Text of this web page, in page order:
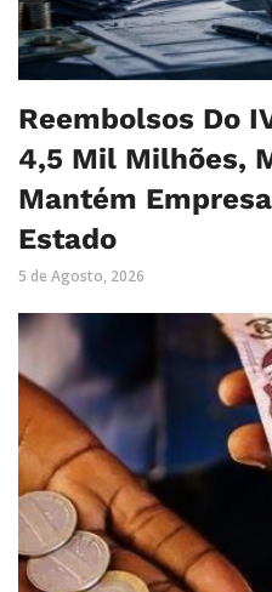
Reembolsos Do
4,5 Mil Milhões,
Mantém
Estado
5 de Agosto, 2026